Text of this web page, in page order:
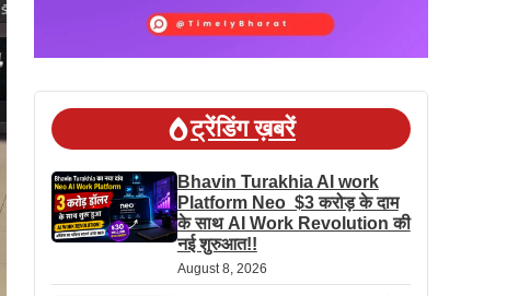
ट्रेंडिंग ख़बरें
Bhavin Turakhia AI work
Platform Neo $3 करोड़ के दाम
के साथ AI Work Revolution की
नई शुरुआत!!
August 8, 2026